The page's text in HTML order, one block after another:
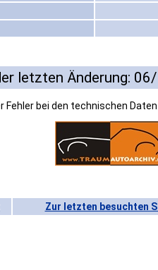
letzten Änderung:
Fehler bei den technischen
Zur letzten besuchten